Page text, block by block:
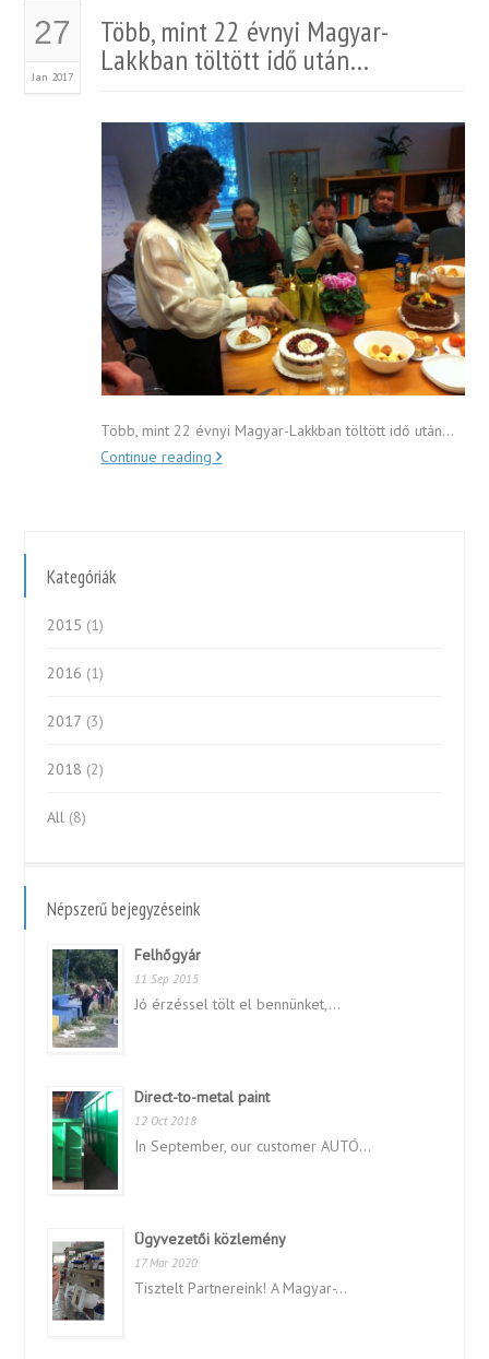
27
Jan 2017
Több, mint 22 évnyi Magyar-
Lakkban töltött idő után…
Több, mint 22 évnyi Magyar-Lakkban töltött idő után…
Continue reading
Kategóriák
2015 (1)
2016 (1)
2017 (3)
2018 (2)
All (8)
Népszerű bejegyzéseink
Felhőgyár
11 Sep 2015
Jó érzéssel tölt el bennünket,...
Direct-to-metal paint
12 Oct 2018
In September, our customer AUTÓ...
Ügyvezetői közlemény
17 Mar 2020
Tisztelt Partnereink! A Magyar-...